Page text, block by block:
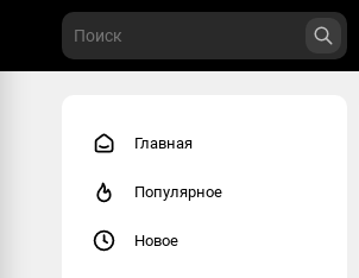
Главная
Популярное
Новое